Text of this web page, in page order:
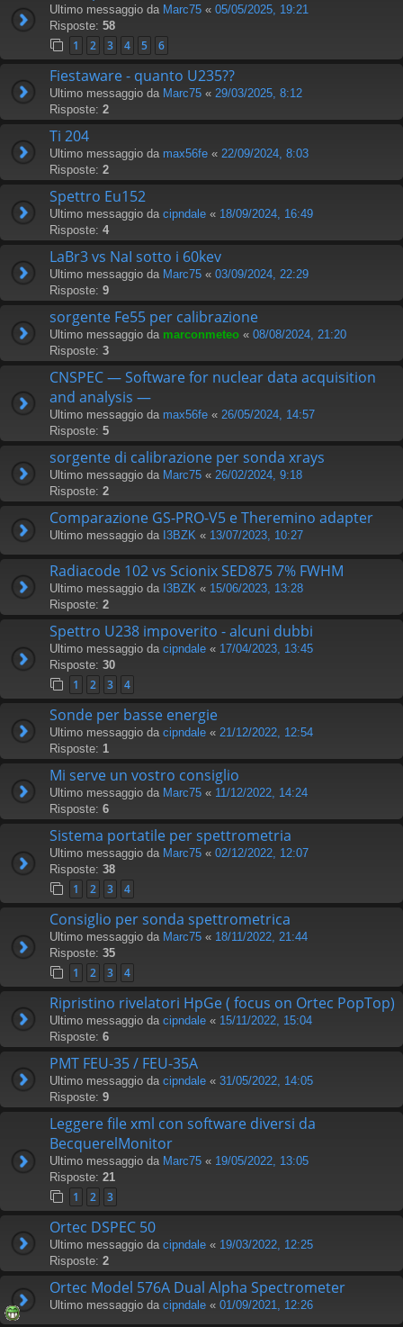
Ultimo messaggio da Marc75 « 05/05/2025, 19:21
Risposte: 58
1 2 3 4 5 6
Fiestaware - quanto U235??
Ultimo messaggio da Marc75 « 29/03/2025, 8:12
Risposte: 2
Ti 204
Ultimo messaggio da max56fe « 22/09/2024, 8:03
Risposte: 2
Spettro Eu152
Ultimo messaggio da cipndale « 18/09/2024, 16:49
Risposte: 4
LaBr3 vs NaI sotto i 60kev
Ultimo messaggio da Marc75 « 03/09/2024, 22:29
Risposte: 9
sorgente Fe55 per calibrazione
Ultimo messaggio da marconmeteo « 08/08/2024, 21:20
Risposte: 3
CNSPEC — Software for nuclear data acquisition
and analysis —
Ultimo messaggio da max56fe « 26/05/2024, 14:57
Risposte: 5
sorgente di calibrazione per sonda xrays
Ultimo messaggio da Marc75 « 26/02/2024, 9:18
Risposte: 2
Comparazione GS-PRO-V5 e Theremino adapter
Ultimo messaggio da I3BZK « 13/07/2023, 10:27
Radiacode 102 vs Scionix SED875 7% FWHM
Ultimo messaggio da I3BZK « 15/06/2023, 13:28
Risposte: 2
Spettro U238 impoverito - alcuni dubbi
Ultimo messaggio da cipndale « 17/04/2023, 13:45
Risposte: 30
1 2 3 4
Sonde per basse energie
Ultimo messaggio da cipndale « 21/12/2022, 12:54
Risposte: 1
Mi serve un vostro consiglio
Ultimo messaggio da Marc75 « 11/12/2022, 14:24
Risposte: 6
Sistema portatile per spettrometria
Ultimo messaggio da Marc75 « 02/12/2022, 12:07
Risposte: 38
1 2 3 4
Consiglio per sonda spettrometrica
Ultimo messaggio da Marc75 « 18/11/2022, 21:44
Risposte: 35
1 2 3 4
Ripristino rivelatori HpGe ( focus on Ortec PopTop)
Ultimo messaggio da cipndale « 15/11/2022, 15:04
Risposte: 6
PMT FEU-35 / FEU-35A
Ultimo messaggio da cipndale « 31/05/2022, 14:05
Risposte: 9
Leggere file xml con software diversi da
BecquerelMonitor
Ultimo messaggio da Marc75 « 19/05/2022, 13:05
Risposte: 21
1 2 3
Ortec DSPEC 50
Ultimo messaggio da cipndale « 19/03/2022, 12:25
Risposte: 2
Ortec Model 576A Dual Alpha Spectrometer
Ultimo messaggio da cipndale « 01/09/2021, 12:26